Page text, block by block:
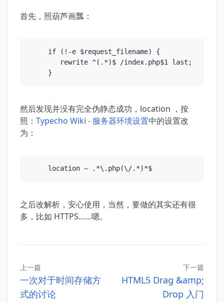
首先，照葫芦画瓢：
if (!-e $request_filename) {
   rewrite ^(.*)$ /index.php$1 last;
然后发现并没有完全伪静态成功，location ，按
照： Typecho Wiki - 服务器环境设置中的设置改
为：
之后改解析，安心使用，当然，要做的其实还有很
多，比如 HTTPS……嗯。
上一篇
一次对于时间存储方
式的讨论
下一篇
HTML5 Drag &amp;
Drop 入门